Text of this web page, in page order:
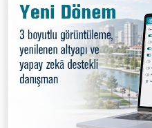
sonunda seyircinin
Nilüfer Belediye Meclisi
Belediye Başkanı
Orkestra’ya çiçek